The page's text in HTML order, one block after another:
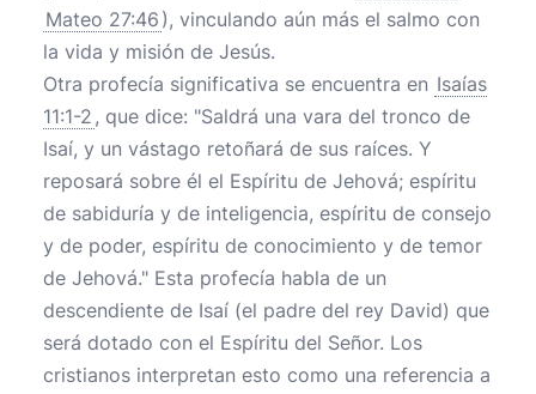
Mateo 27:46 ), vinculando aún más el salmo con
la vida y misión de Jesús.
Otra profecía significativa se encuentra en Isaías
11:1-2 , que dice: "Saldrá una vara del tronco de
Isaí, y un vástago retoñará de sus raíces. Y
reposará sobre él el Espíritu de Jehová; espíritu
de sabiduría y de inteligencia, espíritu de consejo
y de poder, espíritu de conocimiento y de temor
de Jehová." Esta profecía habla de un
descendiente de Isaí (el padre del rey David) que
será dotado con el Espíritu del Señor. Los
cristianos interpretan esto como una referencia a